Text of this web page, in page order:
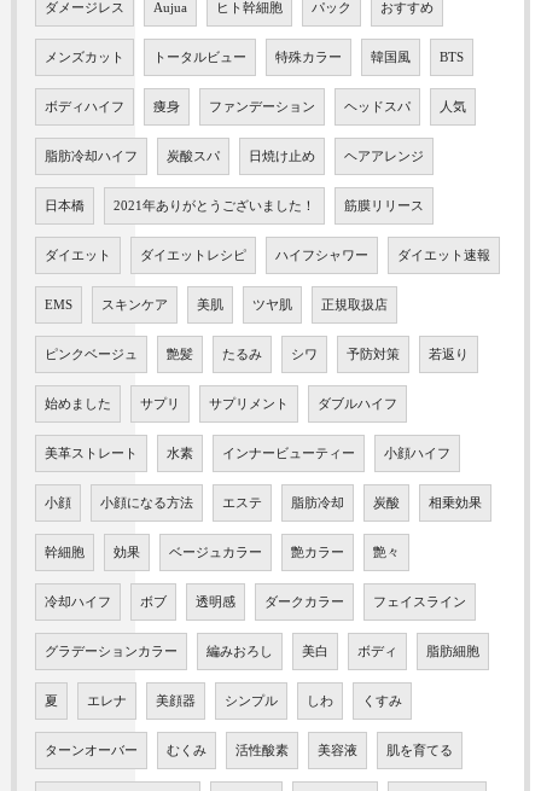
ダメージレス Aujua ヒト幹細胞 パック おすすめ
メンズカット トータルビュー 特殊カラー 韓国風 BTS
ボディハイフ 痩身 ファンデーション ヘッドスパ 人気
脂肪冷却ハイフ 炭酸スパ 日焼け止め ヘアアレンジ
日本橋 2021年ありがとうございました！ 筋膜リリース
ダイエット ダイエットレシピ ハイフシャワー ダイエット速報
EMS スキンケア 美肌 ツヤ肌 正規取扱店
ピンクベージュ 艶髪 たるみ シワ 予防対策 若返り
始めました サプリ サプリメント ダブルハイフ
美革ストレート 水素 インナービューティー 小顔ハイフ
小顔 小顔になる方法 エステ 脂肪冷却 炭酸 相乗効果
幹細胞 効果 ベージュカラー 艶カラー 艶々
冷却ハイフ ボブ 透明感 ダークカラー フェイスライン
グラデーションカラー 編みおろし 美白 ボディ 脂肪細胞
夏 エレナ 美顔器 シンプル しわ くすみ
ターンオーバー むくみ 活性酸素 美容液 肌を育てる